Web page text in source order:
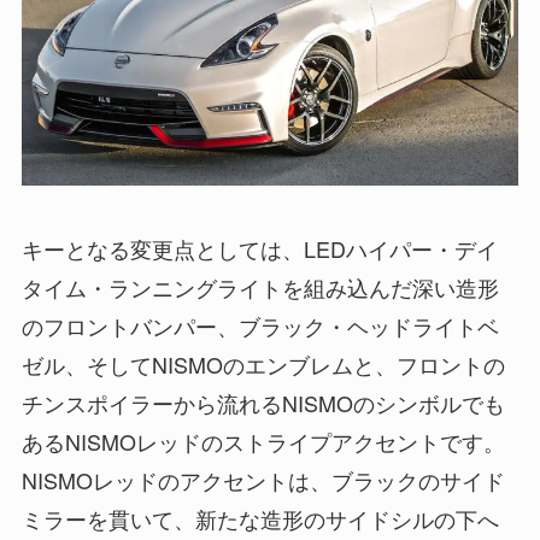
キーとなる変更点としては、LEDハイパー・デイ
タイム・ランニングライトを組み込んだ深い造形
のフロントバンパー、ブラック・ヘッドライトベ
ゼル、そしてNISMOのエンブレムと、フロントの
チンスポイラーから流れるNISMOのシンボルでも
あるNISMOレッドのストライプアクセントです。
NISMOレッドのアクセントは、ブラックのサイド
ミラーを貫いて、新たな造形のサイドシルの下へ